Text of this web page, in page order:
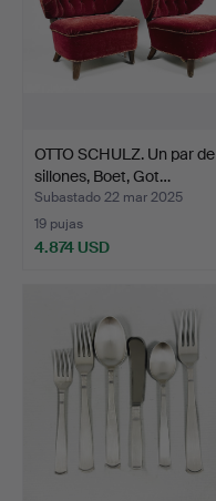
OTTO SCHULZ. Un par de
sillones, Boet, Got…
Subastado 22 mar 2025
19 pujas
4.874 USD